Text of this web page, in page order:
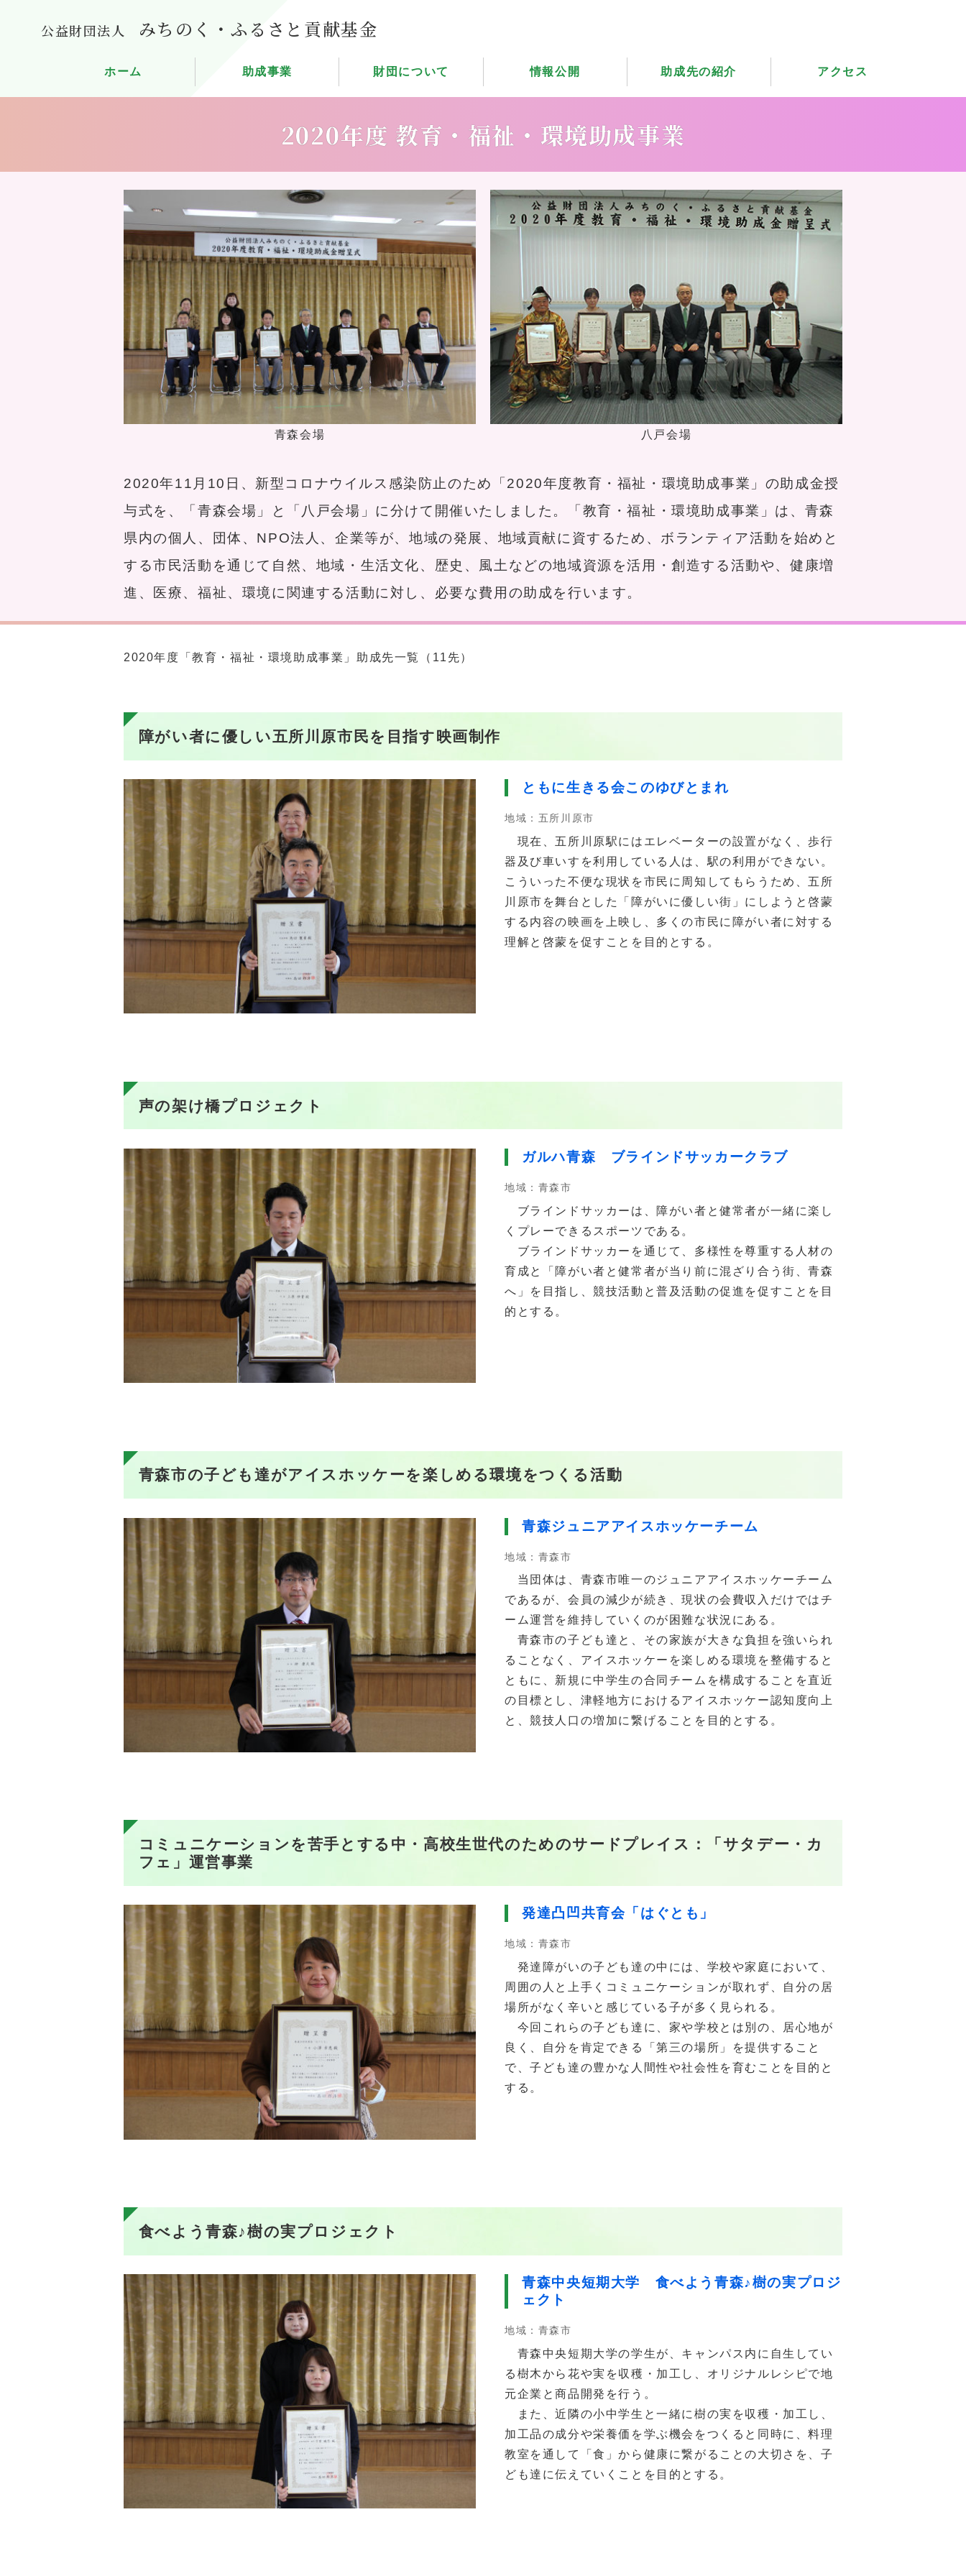
公益財団法人 みちのく・ふるさと貢献基金
ホーム 助成事業 財団について 情報公開 助成先の紹介 アクセス
2020年度 教育・福祉・環境助成事業
青森会場 八戸会場
2020年11月10日、新型コロナウイルス感染防止のため「2020年度教育・福祉・環境助成事業」の助成金授
与式を、「青森会場」と「八戸会場」に分けて開催いたしました。「教育・福祉・環境助成事業」は、青森
県内の個人、団体、NPO法人、企業等が、地域の発展、地域貢献に資するため、ボランティア活動を始めと
する市民活動を通じて自然、地域・生活文化、歴史、風土などの地域資源を活用・創造する活動や、健康増
進、医療、福祉、環境に関連する活動に対し、必要な費用の助成を行います。
2020年度「教育・福祉・環境助成事業」助成先一覧（11先）
障がい者に優しい五所川原市民を目指す映画制作
ともに生きる会このゆびとまれ
地域：五所川原市
現在、五所川原駅にはエレベーターの設置がなく、歩行
器及び車いすを利用している人は、駅の利用ができない。
こういった不便な現状を市民に周知してもらうため、五所
川原市を舞台とした「障がいに優しい街」にしようと啓蒙
する内容の映画を上映し、多くの市民に障がい者に対する
理解と啓蒙を促すことを目的とする。
声の架け橋プロジェクト
ガルハ青森 ブラインドサッカークラブ
地域：青森市
ブラインドサッカーは、障がい者と健常者が一緒に楽し
くプレーできるスポーツである。
ブラインドサッカーを通じて、多様性を尊重する人材の
育成と「障がい者と健常者が当り前に混ざり合う街、青森
へ」を目指し、競技活動と普及活動の促進を促すことを目
的とする。
青森市の子ども達がアイスホッケーを楽しめる環境をつくる活動
青森ジュニアアイスホッケーチーム
地域：青森市
当団体は、青森市唯一のジュニアアイスホッケーチーム
であるが、会員の減少が続き、現状の会費収入だけではチ
ーム運営を維持していくのが困難な状況にある。
青森市の子ども達と、その家族が大きな負担を強いられ
ることなく、アイスホッケーを楽しめる環境を整備すると
ともに、新規に中学生の合同チームを構成することを直近
の目標とし、津軽地方におけるアイスホッケー認知度向上
と、競技人口の増加に繋げることを目的とする。
コミュニケーションを苦手とする中・高校生世代のためのサードプレイス：「サタデー・カ
フェ」運営事業
発達凸凹共育会「はぐとも」
地域：青森市
発達障がいの子ども達の中には、学校や家庭において、
周囲の人と上手くコミュニケーションが取れず、自分の居
場所がなく辛いと感じている子が多く見られる。
今回これらの子ども達に、家や学校とは別の、居心地が
良く、自分を肯定できる「第三の場所」を提供すること
で、子ども達の豊かな人間性や社会性を育むことを目的と
する。
食べよう青森♪樹の実プロジェクト
青森中央短期大学 食べよう青森♪樹の実プロジ
ェクト
地域：青森市
青森中央短期大学の学生が、キャンパス内に自生してい
る樹木から花や実を収穫・加工し、オリジナルレシピで地
元企業と商品開発を行う。
また、近隣の小中学生と一緒に樹の実を収穫・加工し、
加工品の成分や栄養価を学ぶ機会をつくると同時に、料理
教室を通して「食」から健康に繋がることの大切さを、子
ども達に伝えていくことを目的とする。